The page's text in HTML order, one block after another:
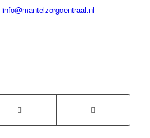
info@mantelzorgcentraal.nl